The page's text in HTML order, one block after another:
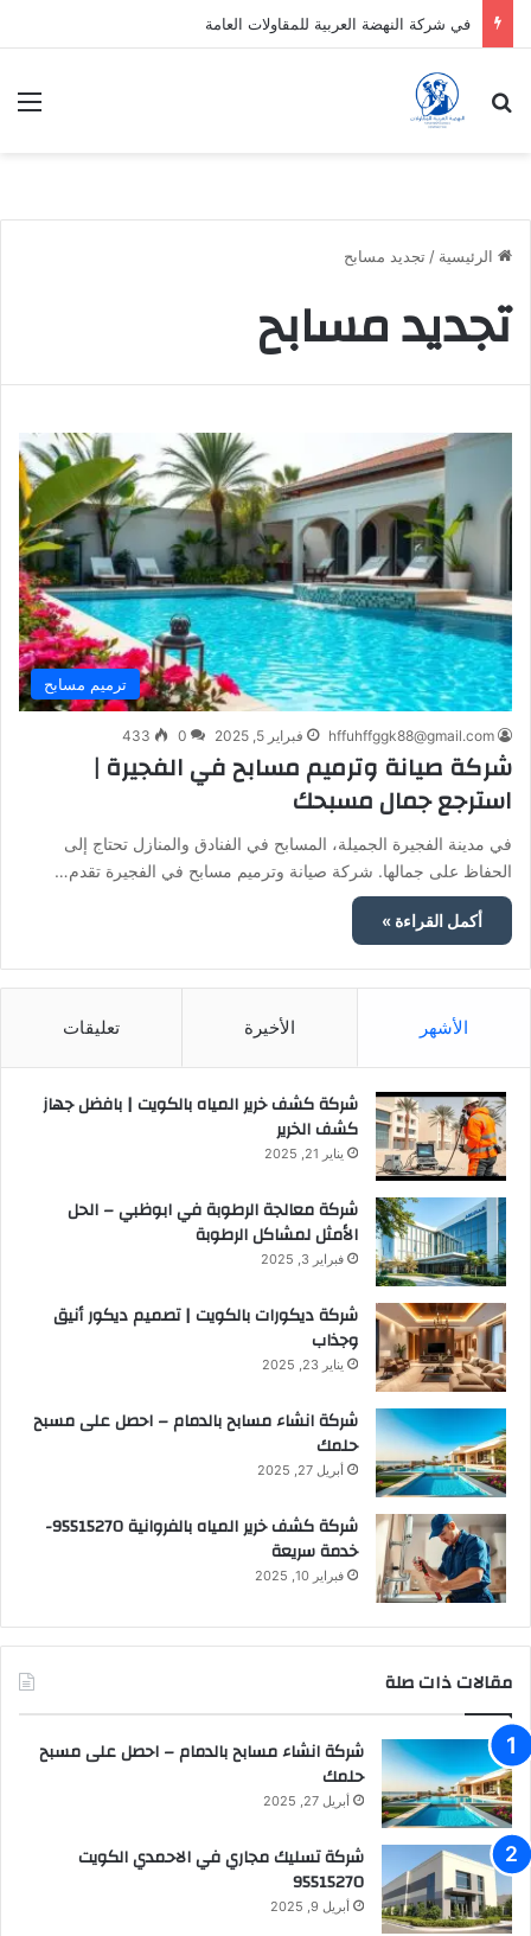
في شركة النهضة العربية للمقاولات العامة
بحث عن
الرئيسية / تجديد مسابح
تجديد مسابح
ترميم مسابح
hffuhffggk88@gmail.com فبراير 5, 2025 0
433
شركة صيانة وترميم مسابح في الفجيرة |
استرجع جمال مسبحك
في مدينة الفجيرة الجميلة، المسابح في الفنادق والمنازل تحتاج إلى
الحفاظ على جمالها. شركة صيانة وترميم مسابح في الفجيرة تقدم…
أكمل القراءة »
الأشهر الأخيرة تعليقات
شركة كشف خرير المياه بالكويت | بافضل جهاز
كشف الخرير
يناير 21, 2025
شركة معالجة الرطوبة في ابوظبي – الحل
الأمثل لمشاكل الرطوبة
فبراير 3, 2025
شركة ديكورات بالكويت | تصميم ديكور أنيق
وجذاب
يناير 23, 2025
شركة انشاء مسابح بالدمام – احصل على مسبح
حلمك
أبريل 27, 2025
شركة كشف خرير المياه بالفروانية 95515270-
خدمة سريعة
فبراير 10, 2025
مقالات ذات صلة
شركة انشاء مسابح بالدمام – احصل على مسبح
حلمك
أبريل 27, 2025
شركة تسليك مجاري في الاحمدي الكويت
95515270
أبريل 9, 2025